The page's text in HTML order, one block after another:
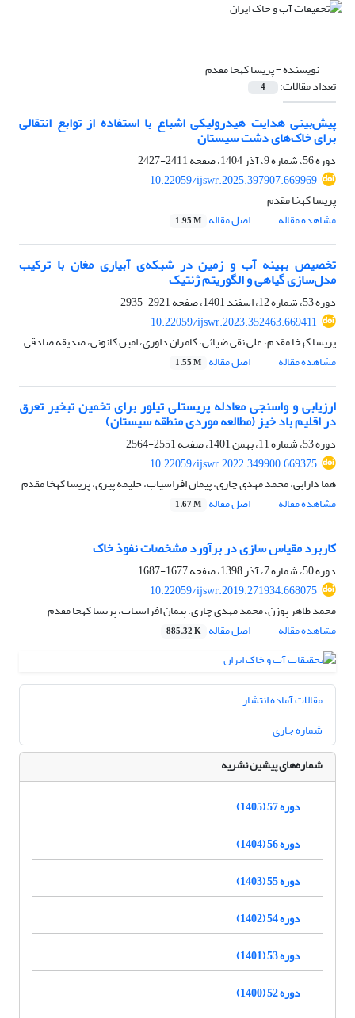
نویسنده =پریسا کهخا مقدم
تعداد مقالات: 4
پیش‌بینی هدایت هیدرولیکی اشباع با استفاده از توابع انتقالی
برای خاک‌های دشت سیستان
دوره 56، شماره 9، آذر 1404، صفحه
2411-2427
10.22059/ijswr.2025.397907.669969
پریسا کهخا مقدم
مشاهده مقاله
اصل مقاله 1.95 M
تخصیص بهینه آب و زمین در شبکه‌ی آبیاری مغان با ترکیب
مدل‌سازی گیاهی و الگوریتم ژنتیک
دوره 53، شماره 12، اسفند 1401، صفحه
2921-2935
10.22059/ijswr.2023.352463.669411
پریسا کهخا مقدم، علی نقی ضیائی، کامران داوری، امین کانونی، صدیقه صادقی
مشاهده مقاله
اصل مقاله 1.55 M
ارزیابی و واسنجی معادله پریستلی تیلور برای تخمین تبخیر تعرق
در اقلیم باد خیز (مطالعه موردی منطقه سیستان)
دوره 53، شماره 11، بهمن 1401، صفحه
2551-2564
10.22059/ijswr.2022.349900.669375
هما دارابی، محمد مهدی چاری، پیمان افراسیاب، حلیمه پیری، پریسا کهخا مقدم
مشاهده مقاله
اصل مقاله 1.67 M
کاربرد مقیاس سازی در برآورد مشخصات نفوذ خاک
دوره 50، شماره 7، آذر 1398، صفحه
1677-1687
10.22059/ijswr.2019.271934.668075
محمد طاهر پوزن، محمد مهدی چاری، پیمان افراسیاب، پریسا کهخا مقدم
مشاهده مقاله
اصل مقاله 885.32 K
مقالات آماده انتشار
شماره جاری
شماره‌های پیشین نشریه
دوره 57 (1405)
دوره 56 (1404)
دوره 55 (1403)
دوره 54 (1402)
دوره 53 (1401)
دوره 52 (1400)